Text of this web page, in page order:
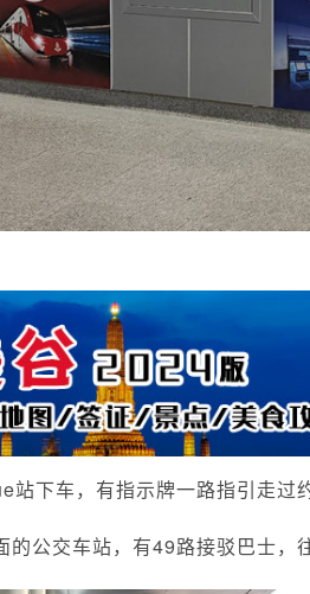
站下车，有指示牌一路指引走过
的公交车站，有49路接驳巴士，